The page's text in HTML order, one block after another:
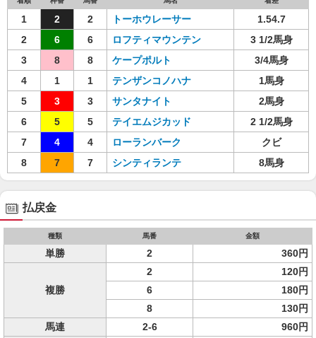
1 2 2 トーホウレーサー
1.54.7
2
6 6 ロフティマウンテン
3 1/2馬身
3
8 8 ケープポルト
3/4馬身
4
1 1 テンザンコノハナ
1馬身
5
3 3 サンタナイト
2馬身
6
5 5 テイエムジカッド
2 1/2馬身
7
4 4 ローランバーク
クビ
8
7 7 シンティランテ 8馬身
払戻金
種類 馬番 金額
単勝 2 360円
複勝
2
120円
6
180円
8
130円
馬連
2-6 960円